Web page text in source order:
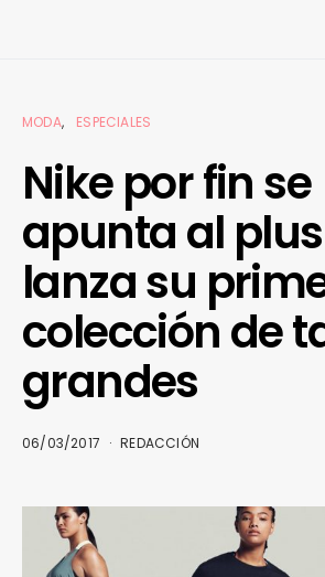
MODA ESPECIALES
Nike por fin se
apunta al
lanza su
colección de
grandes
06/03/2017 REDACCIÓN